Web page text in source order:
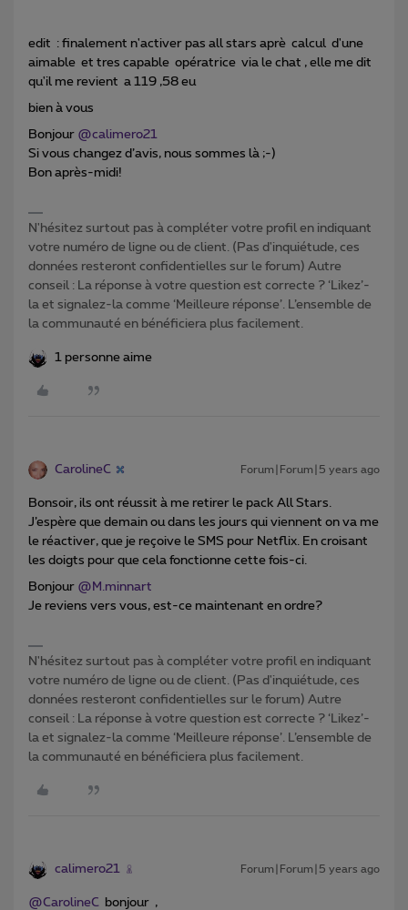
edit : finalement n'activer pas all stars aprè calcul d'une
aimable et tres capable opératrice via le chat , elle me dit
qu'il me revient a 119 ,58 eu
bien à vous
Bonjour @calimero21
Si vous changez d’avis, nous sommes là ;-)
Bon après-midi!
N'hésitez surtout pas à compléter votre profil en indiquant
votre numéro de ligne ou de client. (Pas d'inquiétude, ces
données resteront confidentielles sur le forum) Autre
conseil : La réponse à votre question est correcte ? ‘Likez’-
la et signalez-la comme ‘Meilleure réponse’. L’ensemble de
la communauté en bénéficiera plus facilement.
1 personne aime
CarolineC Forum|Forum|5 years ago
Bonsoir, ils ont réussit à me retirer le pack All Stars.
J’espère que demain ou dans les jours qui viennent on va me
le réactiver, que je reçoive le SMS pour Netflix. En croisant
les doigts pour que cela fonctionne cette fois-ci.
Bonjour @M.minnart
Je reviens vers vous, est-ce maintenant en ordre?
N'hésitez surtout pas à compléter votre profil en indiquant
votre numéro de ligne ou de client. (Pas d'inquiétude, ces
données resteront confidentielles sur le forum) Autre
conseil : La réponse à votre question est correcte ? ‘Likez’-
la et signalez-la comme ‘Meilleure réponse’. L’ensemble de
la communauté en bénéficiera plus facilement.
calimero21 Forum|Forum|5 years ago
@CarolineC bonjour ,